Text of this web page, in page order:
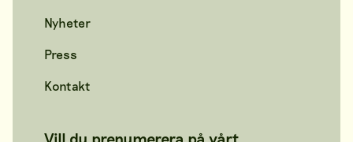
Nyheter
Press
Kontakt